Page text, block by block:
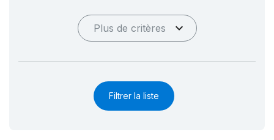
Plus de critères
Filtrer la liste